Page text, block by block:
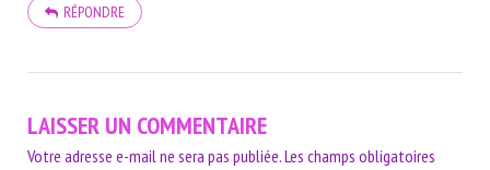
RÉPONDRE
LAISSER UN COMMENTAIRE
Votre adresse e-mail ne sera pas publiée.Les champs obligatoires